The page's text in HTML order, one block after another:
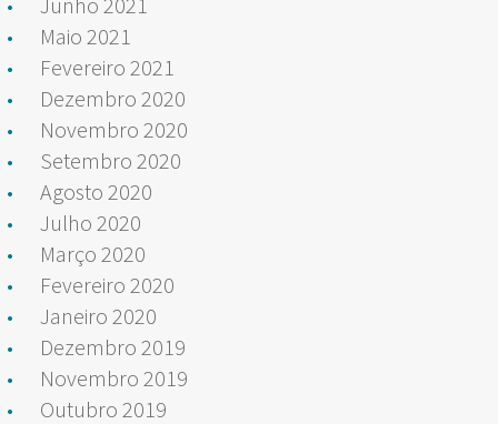
Maio 2021
Fevereiro 2021
Dezembro 2020
Novembro 2020
Setembro 2020
Agosto 2020
Julho 2020
Março 2020
Fevereiro 2020
Janeiro 2020
Dezembro 2019
Novembro 2019
Outubro 2019